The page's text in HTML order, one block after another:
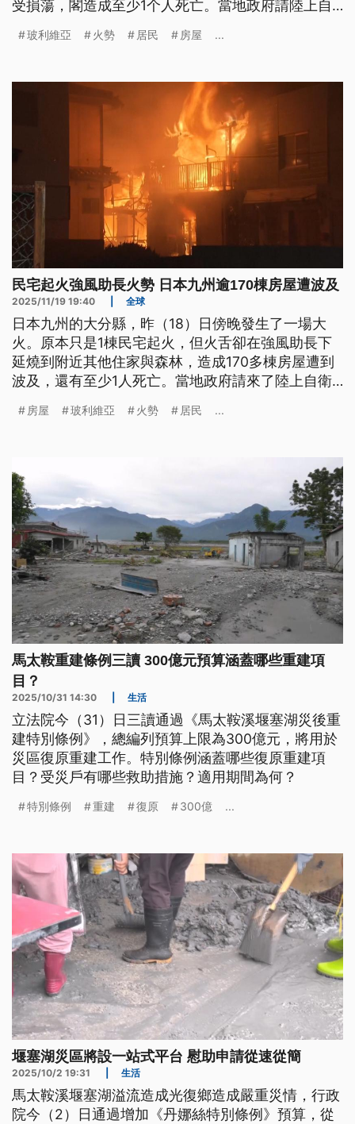
受損蕩，閣造成至少1个人死亡。當地政府請陸上自
兜，暫時共火控制予牢。另外，南美洲玻利維亞的聖
地一个區有8成的厝宅害去，閣有至少6个人失蹤。
（新聞標題、導言
玻利維亞 火勢 居民 房屋 ...
民宅起火強風助長火勢 日本九州逾170棟房屋遭波及
2025/11/19 19:40 全球
日本九州的大分縣，昨（18）日傍晚發生了一場大
火。原本只是1棟民宅起火，但火舌卻在強風助長下
延燒到附近其他住家與森林，造成170多棟房屋遭到
波及，還有至少1人死亡。當地政府請來了陸上自衛
勢。而南美洲玻利維亞的聖克魯斯省則是連續6小時
房屋 玻利維亞 火勢 居民 ...
馬太鞍重建條例三讀 300億元預算涵蓋哪些重建項
目？
2025/10/31 14:30 生活
立法院今（31）日三讀通過《馬太鞍溪堰塞湖災後重
建特別條例》，總編列預算上限為300億元，將用於
災區復原重建工作。特別條例涵蓋哪些復原重建項
目？受災戶有哪些救助措施？適用期間為何？
特別條例 重建 復原 300億 ...
堰塞湖災區將設一站式平台 慰助申請從速從簡
2025/10/2 19:31 生活
馬太鞍溪堰塞湖溢流造成光復鄉造成嚴重災情，行政
院今（2）日通過增加《丹娜絲特別條例》預算，從